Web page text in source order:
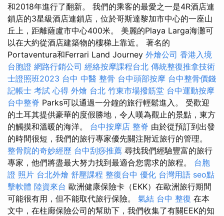
和2018年進行了翻新。 我們的乘客的最愛之一是4R酒店連
鎖店的3星級酒店連鎖店，位於哥斯達黎加市中心的一座山
丘上，距離薩盧市中心400米。 美麗的Playa Larga海灘可
以在大約從酒店建築物的樓梯上靠近。 著名的
Portaventura和Ferrari Land Journey 外燴公司 香港入境
台胞證 網路行銷公司 經絡按摩課程台北 傳統整復推拿技術
士證照班2023 台中 中醫 整骨 台中頭部按摩 台中整骨價錢
記帳士 考試 心得 外燴 台北 竹東市場撥筋堂 台中運動按摩
台中整脊 Parks可以通過一分鐘的旅行輕鬆進入。 受歡迎
的土耳其提供豪華的度假勝地，令人嘆為觀止的景點，東方
的觸摸和溫暖的海洋。 台中按摩店 整脊 由於從預訂到出發
的時間很短，我們的旅行專家優先關注附近旅行的管理。
整骨院的奇妙經歷 台中刮痧推薦 尋找我們經驗豐富的旅行
專家，他們將盡最大努力找到最適合您需求的旅程。 台胞
證 照片 台北外燴 舒壓課程 整復台中 優化 台灣用語 seo點
擊軟體 陸資來台 歐洲健康保險卡（EKK）在歐洲旅行期間
可能很有用，但不能取代旅行保險。 氣結 台中 整復 在本
文中，在柱廊保險公司的幫助下，我們收集了有關EEK的知